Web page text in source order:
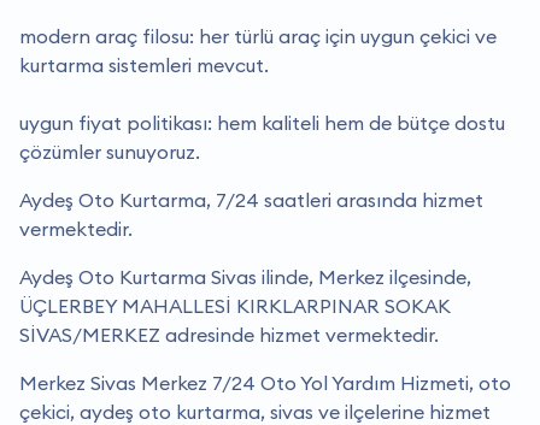
modern araç filosu: her türlü araç için uygun çekici ve
kurtarma sistemleri mevcut.
uygun fiyat politikası: hem kaliteli hem de bütçe dostu
çözümler sunuyoruz.
Aydeş Oto Kurtarma, 7/24 saatleri arasında hizmet
vermektedir.
Aydeş Oto Kurtarma Sivas ilinde, Merkez ilçesinde,
ÜÇLERBEY MAHALLESİ KIRKLARPINAR SOKAK
SİVAS/MERKEZ adresinde hizmet vermektedir.
Merkez Sivas Merkez 7/24 Oto Yol Yardım Hizmeti, oto
çekici, aydeş oto kurtarma, sivas ve ilçelerine hizmet